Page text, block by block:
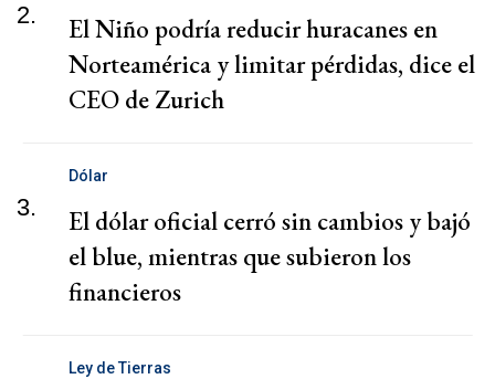
2.
El Niño podría reducir huracanes en
Norteamérica y limitar pérdidas, dice el
CEO de Zurich
3.
Dólar
El dólar oficial cerró sin cambios y bajó
el blue, mientras que subieron los
financieros
Ley de Tierras